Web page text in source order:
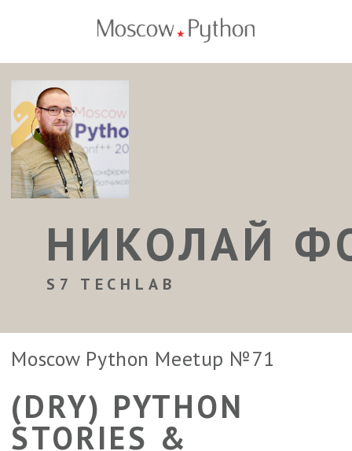
НИКОЛАЙ
S7 TECHLAB
Moscow Python Meetup №71
(DRY) PYTHON
STORIES &